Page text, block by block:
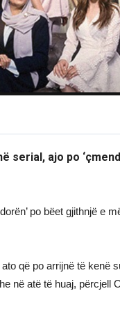
serial, ajo po
po bëet gjithnjë e
që po arrijnë të kenë
në atë të huaj, përcjell